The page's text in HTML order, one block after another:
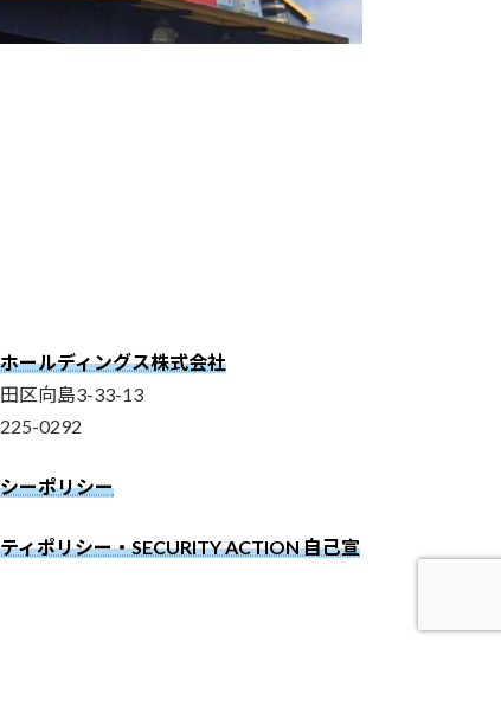
ールディングス株式会社
区向島3-33-13
0292
ーポリシー
ィポリシー・SECURITY ACTION 自己宣